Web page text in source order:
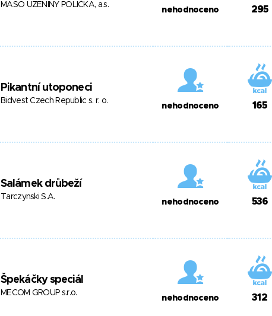
MASO UZENINY POLIČKA, a.s.
nehodnoceno 295
Pikantní utoponeci
Bidvest Czech Republic s. r. o.
nehodnoceno 165
Salámek drůbeží
Tarczynski S.A.
nehodnoceno 536
Špekáčky speciál
MECOM GROUP s.r.o.
nehodnoceno 312